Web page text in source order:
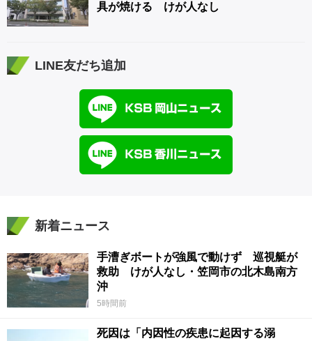
具が焼ける けが人なし
LINE友だち追加
新着ニュース
手漕ぎボートが強風で動けず 巡視艇が
救助 けが人なし・笠岡市の北木島南方
沖
5時間前
死因は「内因性の疾患に起因する溺